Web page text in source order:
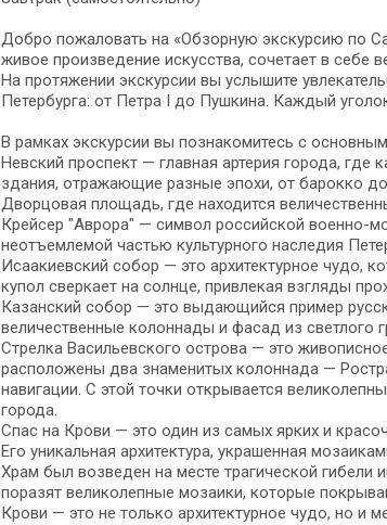
Добро пожаловать на «Обзорную экскурсию по
живое произведение искусства, сочетает в себе
На протяжении экскурсии вы услышите
Петербурга: от Петра I до Пушкина. Каждый
В рамках экскурсии вы познакомитесь с
Невский проспект — главная артерия города,
здания, отражающие разные эпохи, от барокко
Дворцовая площадь, где находится
Крейсер "Аврора" — символ российской военно-
неотъемлемой частью культурного наследия
Исаакиевский собор — это архитектурное чудо,
купол сверкает на солнце, привлекая взгляды
Казанский собор — это выдающийся пример
величественные колоннады и фасад из светлого
Стрелка Васильевского острова — это
расположены два знаменитых колоннада —
навигации. С этой точки открывается
города.
Спас на Крови — это один из самых ярких и
Его уникальная архитектура, украшенная
Храм был возведен на месте трагической гибели
поразят великолепные мозаики, которые
Крови — это не только архитектурное чудо, но и